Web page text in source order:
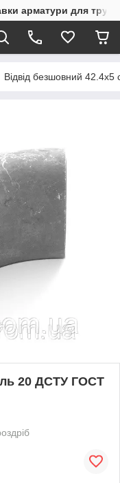
арматури для
Відвід безшовний
20 ДСТУ ГОСТ